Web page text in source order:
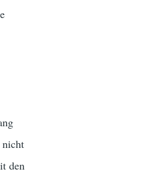
nicht
den